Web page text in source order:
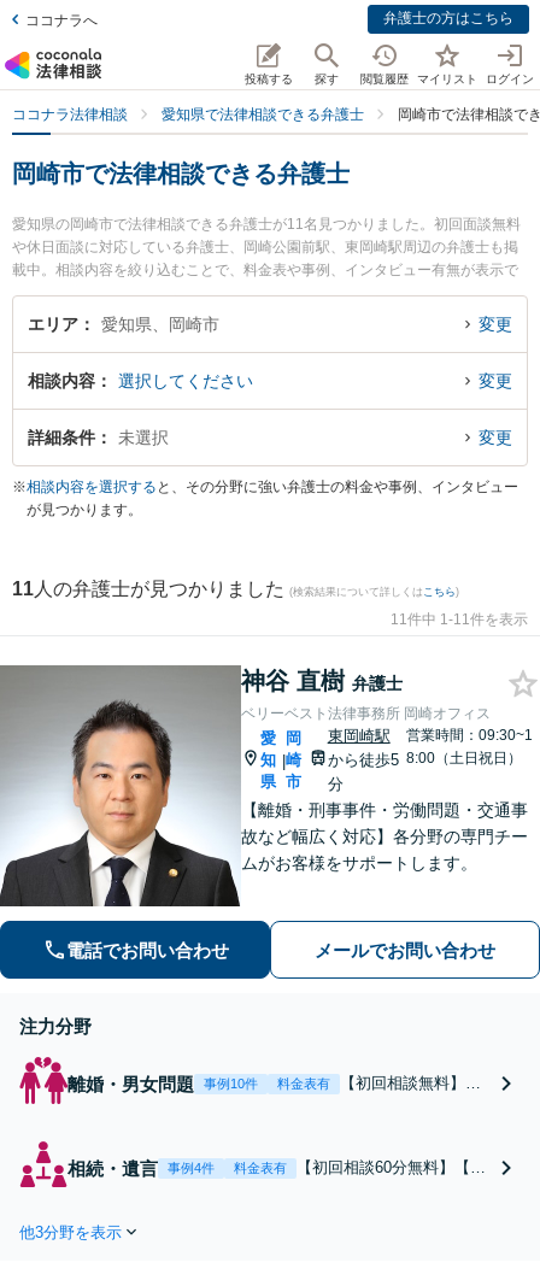
ココナラへ 弁護士の方はこちら
投稿する 探す 閲覧履歴 マイリスト ログイン
ココナラ法律相談 愛知県で法律相談できる弁護士 岡崎市で法律相談で
岡崎市で法律相談できる弁護士
愛知県の岡崎市で法律相談できる弁護士が11名見つかりました。初回面談無料
や休日面談に対応している弁護士、岡崎公園前駅、東岡崎駅周辺の弁護士も掲
載中。相談内容を絞り込むことで、料金表や事例、インタビュー有無が表示で
きます。特にベリーベスト法律事務所 岡崎オフィスの神谷 直樹弁護士や旭合同
法律事務所 岡崎事務所の林 太郎弁護士、岡崎刑事総合法律事務所の庫元 健太
う弁護士が多数。こんな法律相談をお持ちの方は是非ご利用ください。岡崎市
で土日や夜間に発生した不倫慰謝料トラブルを今すぐに弁護士に相談したい』
『交通事故の過失割合や後遺障害のトラブル解決の実績豊富な近くの弁護士を
の弁護士に相談予約したい』などでお困りの相談者さんにおすすめです。
エリア 愛知県、岡崎市 変更
相談内容 選択してください 変更
詳細条件 未選択 変更
※相談内容を選択する と、その分野に強い弁護士の料金や事例、インタビュー
が見つかります。
11 人の弁護士が見つかりました (検索結果について詳しくは こちら)
11件中 1-11件を表示
神谷 直樹 弁護士
ベリーベスト法律事務所 岡崎オフィス
愛
知
県
|
岡
崎
市
東岡崎駅
から徒歩5
分
営業時間：09:30~1
8:00（土日祝日）
【離婚・刑事事件・労働問題・交通事
故など幅広く対応】各分野の専門チー
ムがお客様をサポートします。
電話でお問い合わせ メールでお問い合わせ
注力分野
離婚・男女問題 事例10件 料金表有
【初回相談無料】あ
は電話・メールで状
況を丁寧にお聞きし
相続・遺言 事例4件 料金表有
【初回相談60分無料】【全
他3分野を表示